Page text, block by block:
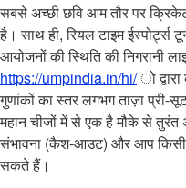
सबसे अच्छी छवि आम तौर पर
है। साथ ही, रियल टाइम
आयोजनों की स्थिति की निगरानी
https://umpindia.in/hi/ो
गुणांकों का स्तर लगभग ताज़ा
महान चीजों में से एक है मौके से तुरंत
संभावना (कैश-आउट) और आप किसी
सकते हैं।